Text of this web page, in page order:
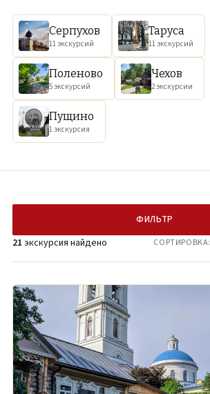
Серпухов
11 экскурсий
Таруса
11 экскурсий
Поленово
5 экскурсий
Чехов
2 экскурсии
Пущино
1 экскурсия
ФИЛЬТР
21 экскурсия найдено СОРТИРОВКА: